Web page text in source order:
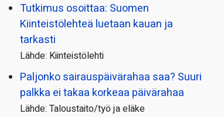
Tutkimus osoittaa: Suomen
Kiinteistölehteä luetaan kauan ja
tarkasti
Lähde: Kiinteistölehti
Paljonko sairauspäivä­rahaa saa? Suuri
palkka ei takaa korkeaa päivärahaa
Lähde: Taloustaito/työ ja eläke